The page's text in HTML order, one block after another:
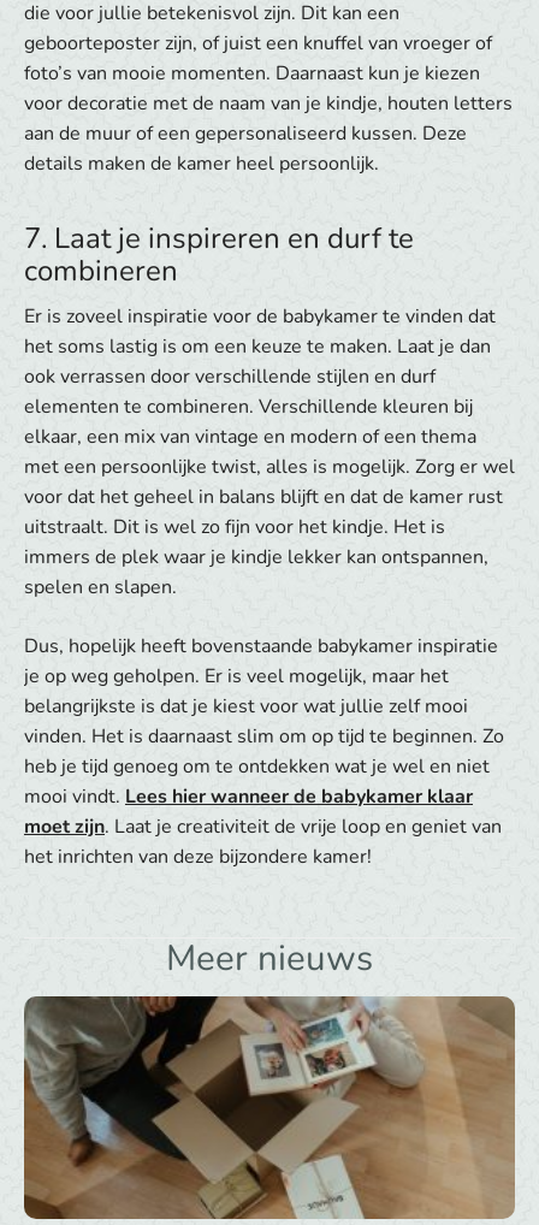
die voor jullie betekenisvol zijn. Dit kan een
geboorteposter zijn, of juist een knuffel van vroeger of
foto’s van mooie momenten. Daarnaast kun je kiezen
voor decoratie met de naam van je kindje, houten letters
aan de muur of een gepersonaliseerd kussen. Deze
details maken de kamer heel persoonlijk.
7. Laat je inspireren en durf te
combineren
Er is zoveel inspiratie voor de babykamer te vinden dat
het soms lastig is om een keuze te maken. Laat je dan
ook verrassen door verschillende stijlen en durf
elementen te combineren. Verschillende kleuren bij
elkaar, een mix van vintage en modern of een thema
met een persoonlijke twist, alles is mogelijk. Zorg er wel
voor dat het geheel in balans blijft en dat de kamer rust
uitstraalt.​ Dit is wel zo fijn voor het kindje. Het is
immers de plek waar je kindje lekker kan ontspannen,
spelen en slapen.
Dus, hopelijk heeft bovenstaande babykamer inspiratie
je op weg geholpen. Er is veel mogelijk, maar het
belangrijkste is dat je kiest voor wat jullie zelf mooi
vinden. Het is daarnaast slim om op tijd te beginnen. Zo
heb je tijd genoeg om te ontdekken wat je wel en niet
mooi vindt. Lees hier wanneer de babykamer klaar
moet zijn. Laat je creativiteit de vrije loop en geniet van
het inrichten van deze bijzondere kamer!
Meer nieuws